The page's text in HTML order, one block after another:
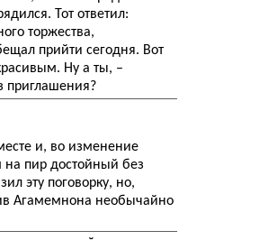
Тот ответил:
торжества,
прийти сегодня. Вот
Ну а ты, –
приглашения?
и, во изменение
пир достойный без
эту поговорку, но,
Агамемнона необычайно